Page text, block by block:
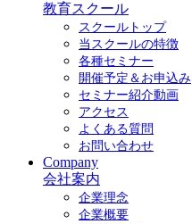
教育スクール
スクールトップ
当スクールの特徴
各種セミナー
開催予定＆お申込み
セミナー紹介動画
アクセス
よくある質問
お問い合わせ
Company
会社案内
企業理念
企業概要